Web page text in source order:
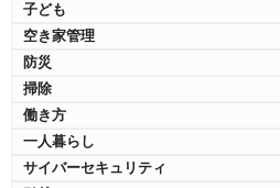
子ども
空き家管理
防災
掃除
働き方
一人暮らし
サイバーセキュリティ